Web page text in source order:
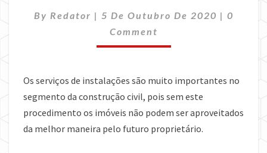
QUALIDADE
By Redator | 5 De Outubro De 2020 | 0
Comment
Os serviços de instalações são muito importantes no
segmento da construção civil, pois sem este
procedimento os imóveis não podem ser aproveitados
da melhor maneira pelo futuro proprietário.